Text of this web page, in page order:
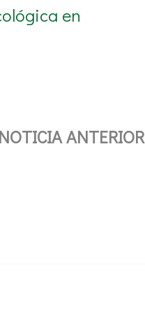
en
ANTERIOR